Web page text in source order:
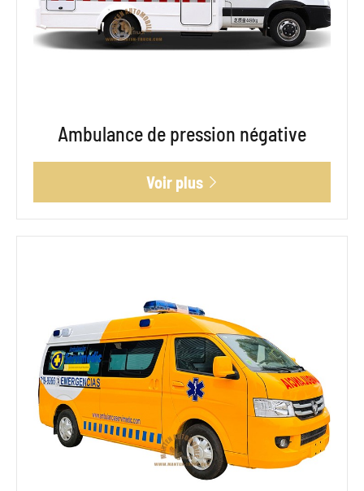
Ambulance de pression négative
Voir plus 